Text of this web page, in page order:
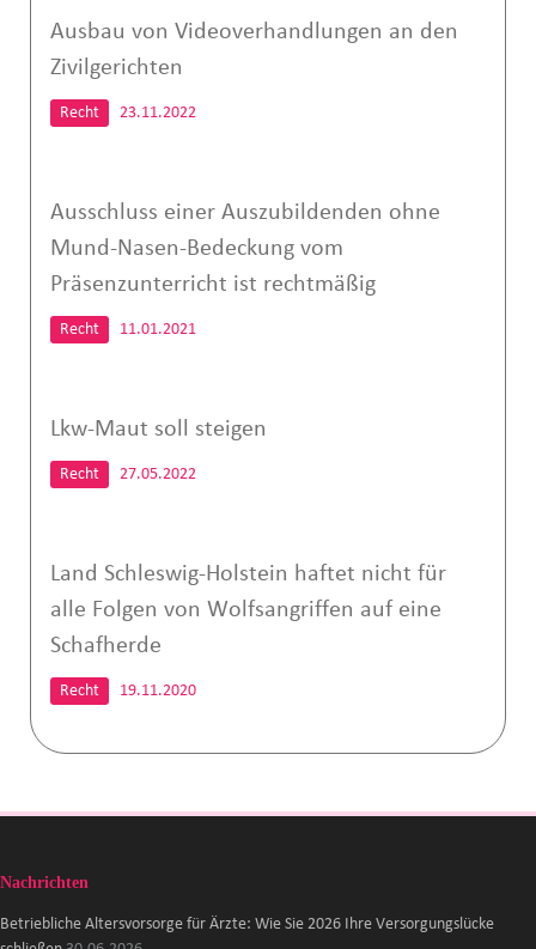
Ausbau von Videoverhandlungen an den
Zivilgerichten
Recht 23.11.2022
Ausschluss einer Auszubildenden ohne
Mund-Nasen-Bedeckung vom
Präsenzunterricht ist rechtmäßig
Recht 11.01.2021
Lkw-Maut soll steigen
Recht 27.05.2022
Land Schleswig-Holstein haftet nicht für
alle Folgen von Wolfsangriffen auf eine
Schafherde
Recht 19.11.2020
Nachrichten
Betriebliche Altersvorsorge für Ärzte: Wie Sie 2026 Ihre Versorgungslücke